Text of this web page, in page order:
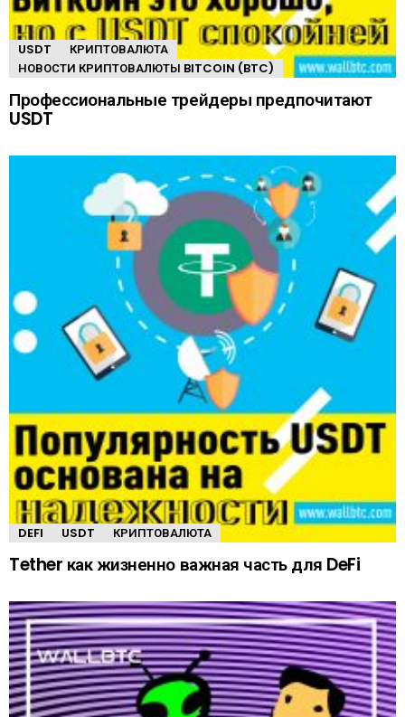
USDT
КРИПТОВАЛЮТА
НОВОСТИ КРИПТОВАЛЮТЫ BITCOIN (BTC)
Профессиональные трейдеры предпочитают
USDT
DEFI USDT КРИПТОВАЛЮТА
Tether как жизненно важная часть для DeFi